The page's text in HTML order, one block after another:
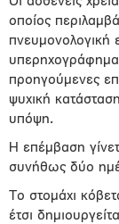
οποίος
πνευμονολογική
υπερηχογράφημα
προηγούμενες
ψυχική
υπόψη.
Η επέμβαση
συνήθως δύο
Το στομάχι
έτσι